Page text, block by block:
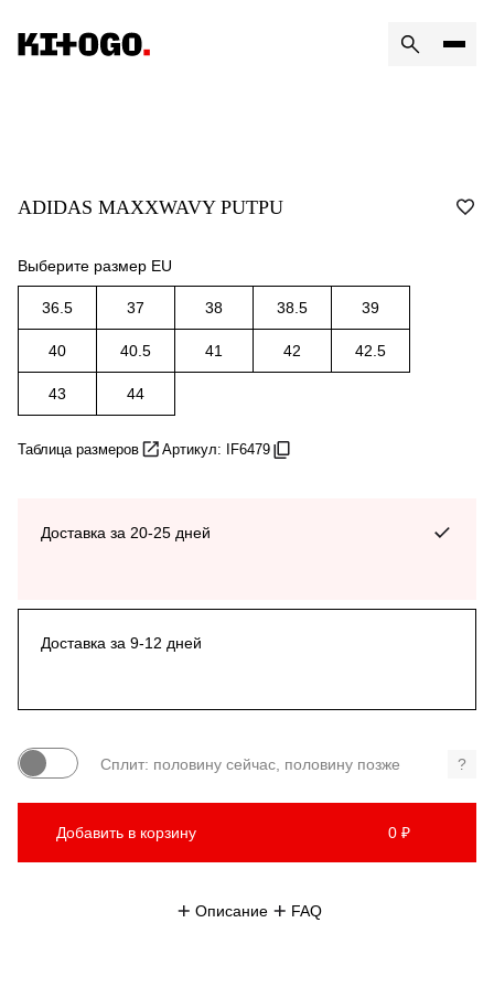
ADIDAS MAXXWAVY PUTPU
Выберите размер EU
36.5 37 38 38.5 39
40 40.5 41 42 42.5
43 44
Таблица размеров Артикул: IF6479
Доставка за 20-25 дней
Доставка за 9-12 дней
Сплит: половину сейчас, половину позже ?
Добавить в корзину 0 ₽
Описание FAQ